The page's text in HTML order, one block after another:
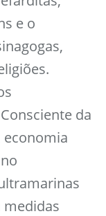
e o
da